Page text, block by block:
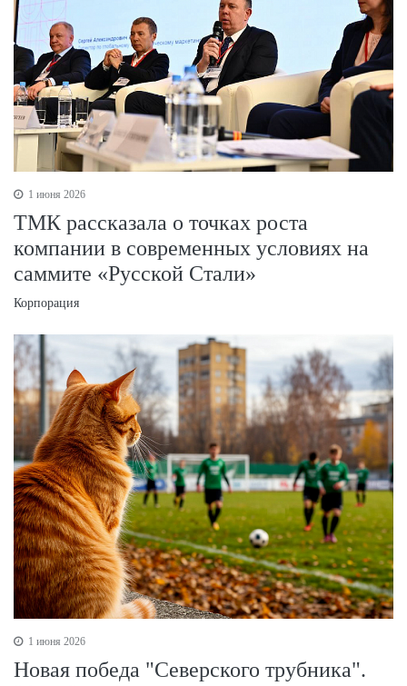
1 июня 2026
ТМК рассказала о точках роста
компании в современных условиях на
саммите «Русской Стали»
Корпорация
1 июня 2026
Новая победа "Северского трубника".